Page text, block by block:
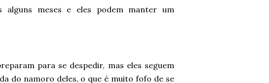
alguns meses e eles podem manter um
para se despedir, mas eles seguem
do namoro deles, o que é muito fofo de se